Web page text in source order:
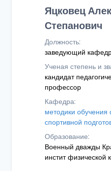
Яцковец
Степанович
Должность:
заведующий
Ученая степень и
кандидат
профессор
Кафедра:
методики обучения
спортивной
Образование:
Военный дважды
инстит физической